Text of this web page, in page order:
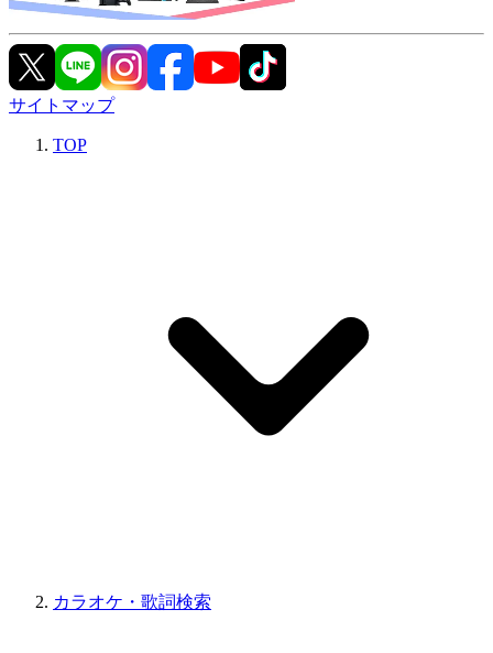
サイトマップ
TOP
カラオケ・歌詞検索